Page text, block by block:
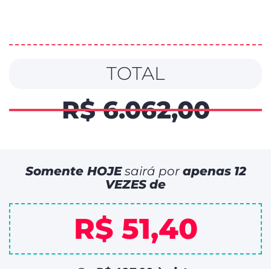
TOTAL
R$ 6.062,00
Somente HOJEsairá porapenas 12
VEZES de
R$ 51,40